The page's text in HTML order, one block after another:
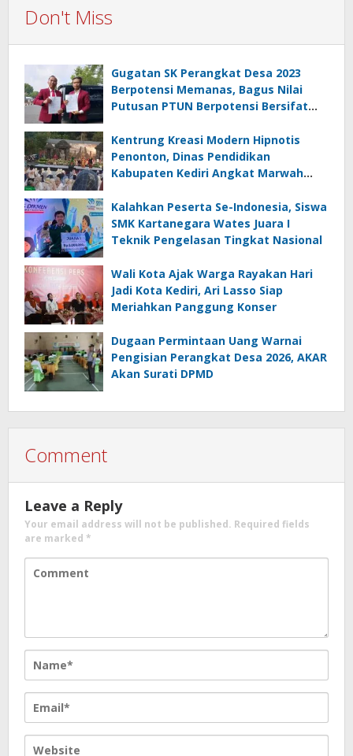
Don't Miss
Gugatan SK Perangkat Desa 2023
Berpotensi Memanas, Bagus Nilai
Putusan PTUN Berpotensi Bersifat
Kentrung Kreasi Modern Hipnotis
Penonton, Dinas Pendidikan
Kabupaten Kediri Angkat Marwah
Kalahkan Peserta Se-Indonesia, Siswa
SMK Kartanegara Wates Juara I
Teknik Pengelasan Tingkat Nasional
Wali Kota Ajak Warga Rayakan Hari
Jadi Kota Kediri, Ari Lasso Siap
Meriahkan Panggung Konser
Dugaan Permintaan Uang Warnai
Pengisian Perangkat Desa 2026, AKAR
Akan Surati DPMD
Comment
Leave a Reply
Your email address will not be published. Required fields
are marked *